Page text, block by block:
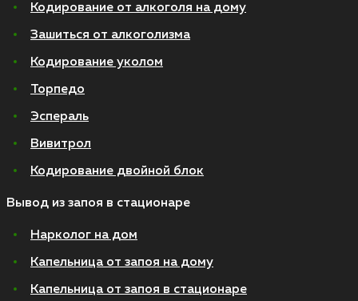
Кодирование от алкоголя на дому
Зашиться от алкоголизма
Кодирование уколом
Торпедо
Эспераль
Вивитрол
Кодирование двойной блок
Вывод из запоя в стационаре
Нарколог на дом
Капельница от запоя на дому
Капельница от запоя в стационаре